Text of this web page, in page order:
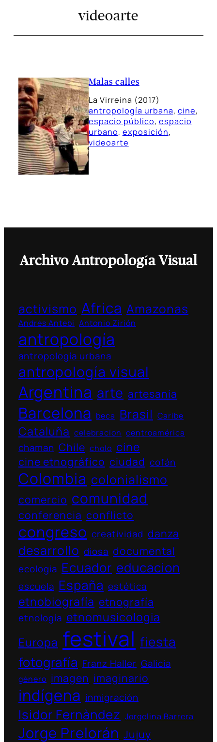
videoarte
Malas calles
La Virreina (2017)
antropología urbana, cine
espacio público, espacio
urbano, exposición
videoarte
Archivo Antropología Visual
activismo Africa Amazonas
Andrés Antebi Antonio Zirión
antropología
antropología urbana
antropología visual
Argentina arte artesania
Barcelona beca Brasil Caribe
Cataluña celebracion centroamérica
chaman Chile cholo cine
cine etnográfico ciudad cofán
Colombia colonialismo
comercio comunidad
conferencia conflicto
congreso creatividad danza
desarrollo diosa documental
ecologia Ecuador educacion
escuela España estética
etnobiografía etnografía
etnología etnomusicologia
Europa festival fiesta
fotografía Franz Haller Galicia
género imagen imaginario
indígena inmigración
Isidor Fernàndez Jorgelina Barrera
Jorge Prelorán Jujuy